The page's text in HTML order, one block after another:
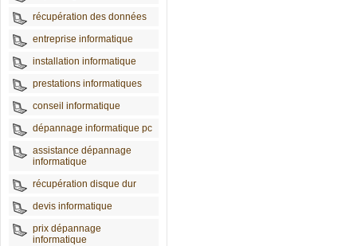
récupération des données
entreprise informatique
installation informatique
prestations informatiques
conseil informatique
dépannage informatique pc
assistance dépannage
informatique
récupération disque dur
devis informatique
prix dépannage
informatique